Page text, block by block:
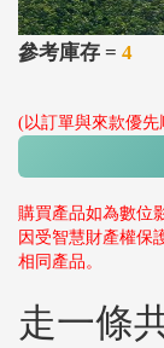
參考庫存 = 4
(以訂單與來款優
購買產品如為數位
因受智慧財產權保
相同產品。
走一條